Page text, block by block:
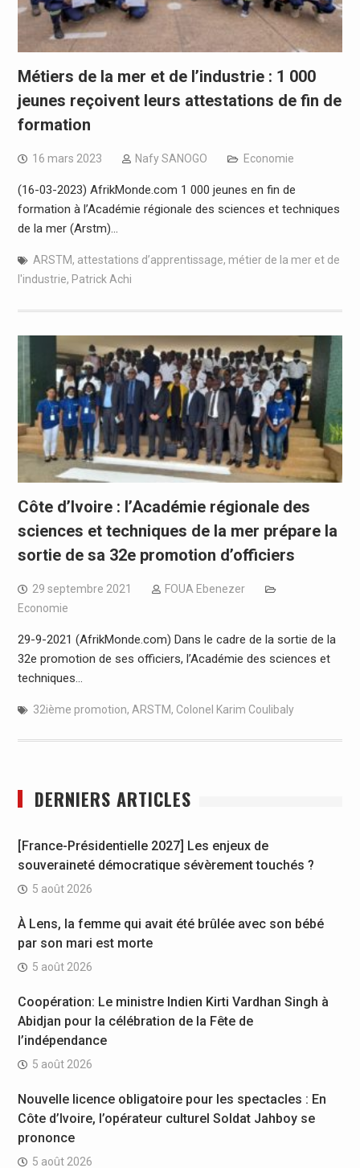
Métiers de la mer et de l’industrie : 1 000
jeunes reçoivent leurs attestations de fin de
formation
16 mars 2023 Nafy SANOGO Economie
(16-03-2023) AfrikMonde.com 1 000 jeunes en fin de
formation à l’Académie régionale des sciences et techniques
de la mer (Arstm)…
ARSTM, attestations d’apprentissage, métier de la mer et de
l'industrie, Patrick Achi
Côte d’Ivoire : l’Académie régionale des
sciences et techniques de la mer prépare la
sortie de sa 32e promotion d’officiers
29 septembre 2021
FOUA Ebenezer
Economie
29-9-2021 (AfrikMonde.com) Dans le cadre de la sortie de la
32e promotion de ses officiers, l’Académie des sciences et
techniques…
32ième promotion, ARSTM, Colonel Karim Coulibaly
DERNIERS ARTICLES
[France-Présidentielle 2027] Les enjeux de
souveraineté démocratique sévèrement touchés ?
5 août 2026
À Lens, la femme qui avait été brûlée avec son bébé
par son mari est morte
5 août 2026
Coopération: Le ministre Indien Kirti Vardhan Singh à
Abidjan pour la célébration de la Fête de
l’indépendance
5 août 2026
Nouvelle licence obligatoire pour les spectacles : En
Côte d’Ivoire, l’opérateur culturel Soldat Jahboy se
prononce
5 août 2026